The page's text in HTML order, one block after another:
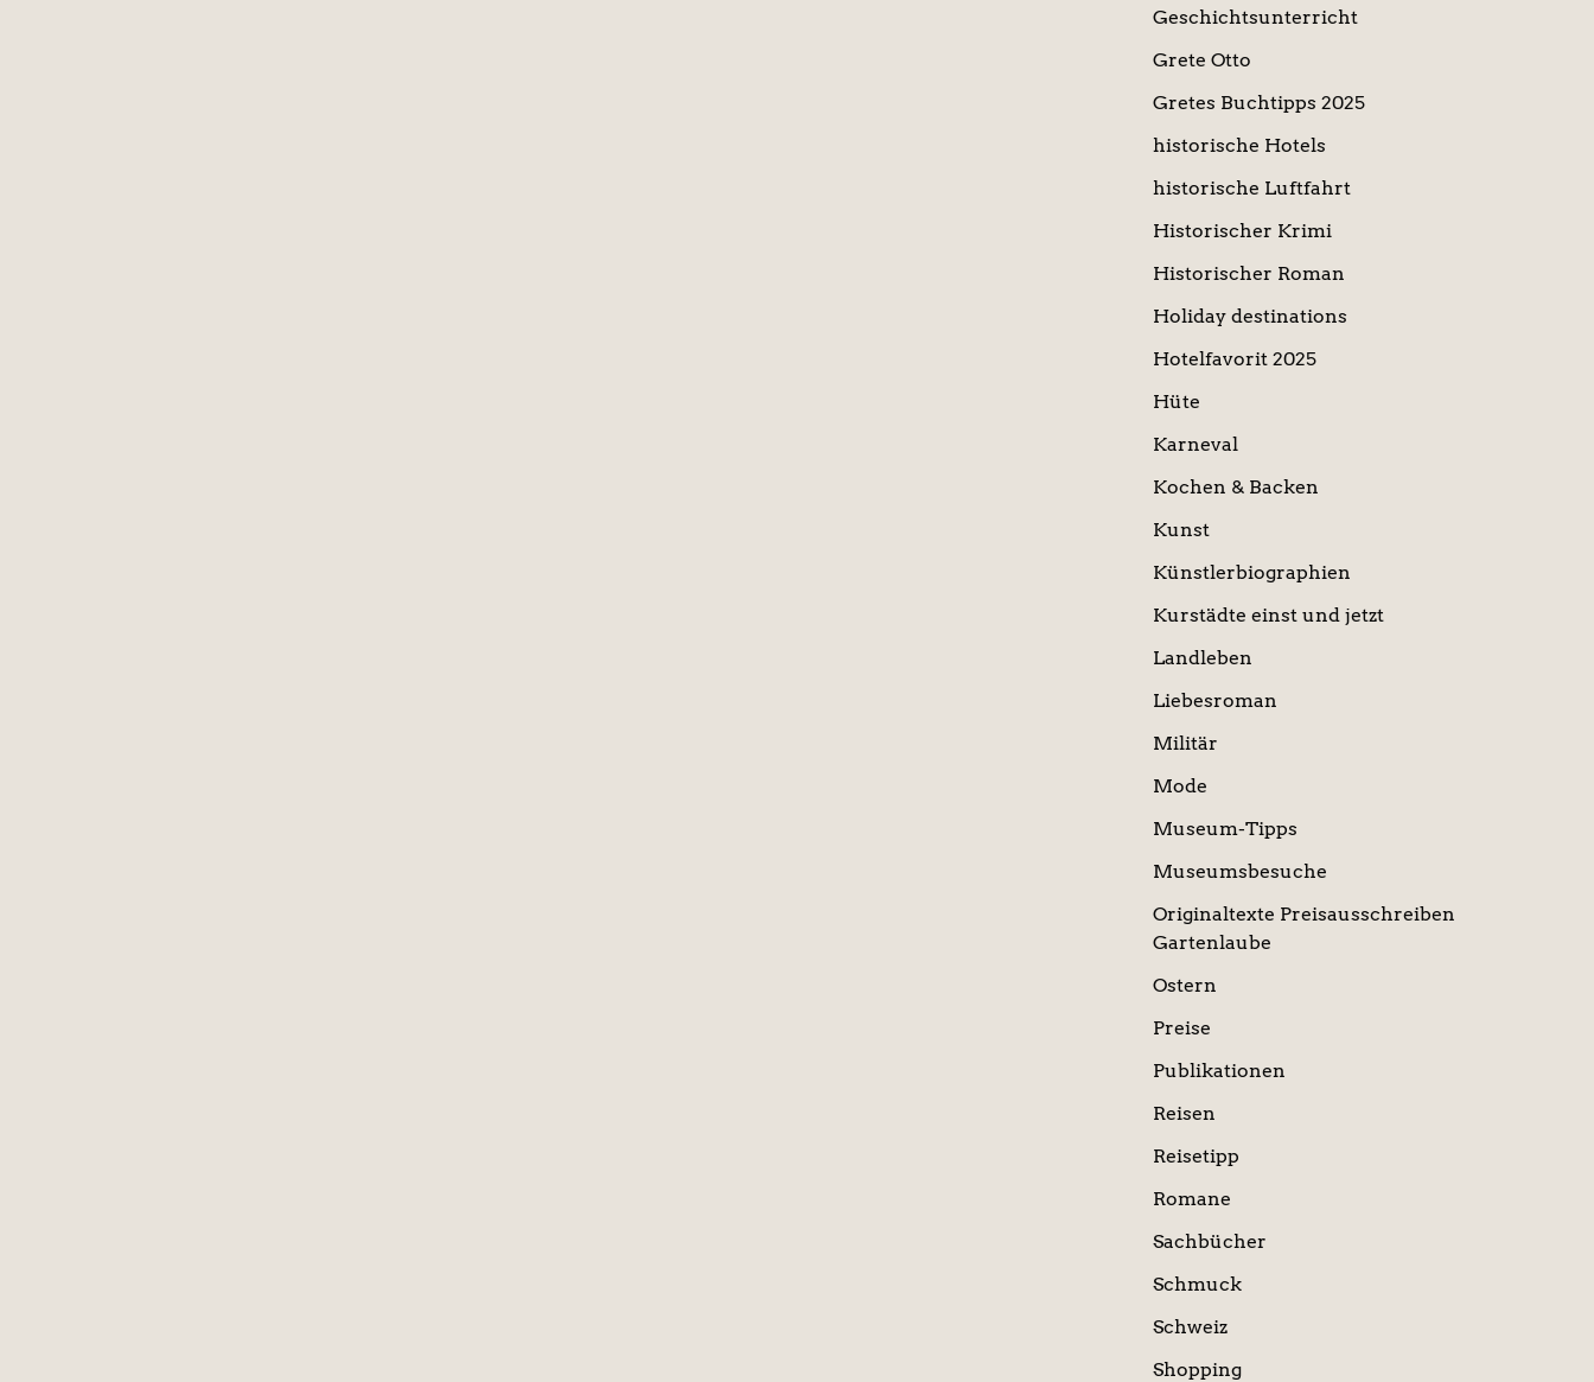
Geschichtsunterricht
Grete Otto
Gretes Buchtipps 2025
historische Hotels
historische Luftfahrt
Historischer Krimi
Historischer Roman
Holiday destinations
Hotelfavorit 2025
Hüte
Karneval
Kochen & Backen
Kunst
Künstlerbiographien
Kurstädte einst und jetzt
Landleben
Liebesroman
Militär
Mode
Museum-Tipps
Museumsbesuche
Originaltexte Preisausschreiben
Gartenlaube
Ostern
Preise
Publikationen
Reisen
Reisetipp
Romane
Sachbücher
Schmuck
Schweiz
Shopping